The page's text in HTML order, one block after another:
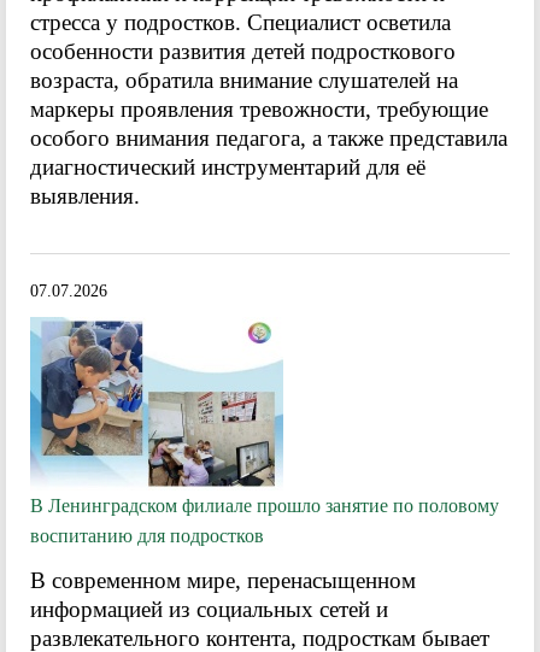
стресса у подростков. Специалист осветила
особенности развития детей подросткового
возраста, обратила внимание слушателей на
маркеры проявления тревожности, требующие
особого внимания педагога, а также представила
диагностический инструментарий для её
выявления.
07.07.2026
В Ленинградском филиале прошло занятие по половому
воспитанию для подростков
В современном мире, перенасыщенном
информацией из социальных сетей и
развлекательного контента, подросткам бывает